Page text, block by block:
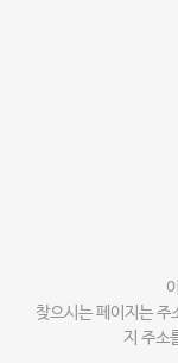
찾으시는 페이지는 주
지 주소